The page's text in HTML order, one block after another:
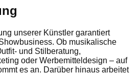
unserer Künstler garantiert
Ob musikalische
und Stilberatung,
oder Werbemitteldesign – auf
es an. Darüber hinaus arbeitet